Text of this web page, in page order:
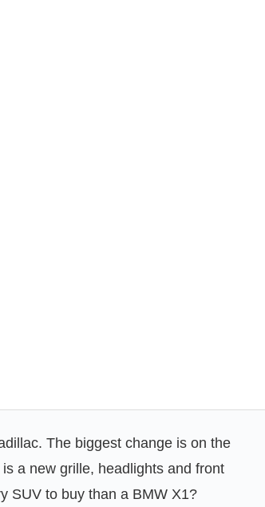
The biggest change is on the
a new grille, headlights and front
SUV to buy than a BMW X1?